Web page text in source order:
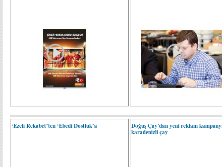
‘Ezeli Rekabet’ten ‘Ebedi Dostluk’a
Doğuş Çay'dan yeni reklam
karadenizli çay